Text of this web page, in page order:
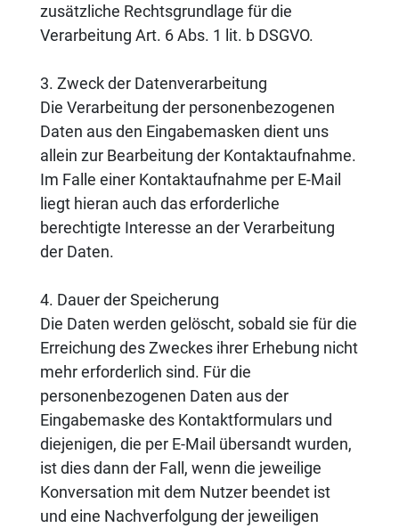
zusätzliche Rechtsgrundlage für die
Verarbeitung Art. 6 Abs. 1 lit. b DSGVO.
3. Zweck der Datenverarbeitung
Die Verarbeitung der personenbezogenen
Daten aus den Eingabemasken dient uns
allein zur Bearbeitung der Kontaktaufnahme.
Im Falle einer Kontaktaufnahme per E-Mail
liegt hieran auch das erforderliche
berechtigte Interesse an der Verarbeitung
der Daten.
4. Dauer der Speicherung
Die Daten werden gelöscht, sobald sie für die
Erreichung des Zweckes ihrer Erhebung nicht
mehr erforderlich sind. Für die
personenbezogenen Daten aus der
Eingabemaske des Kontaktformulars und
diejenigen, die per E-Mail übersandt wurden,
ist dies dann der Fall, wenn die jeweilige
Konversation mit dem Nutzer beendet ist
und eine Nachverfolgung der jeweiligen